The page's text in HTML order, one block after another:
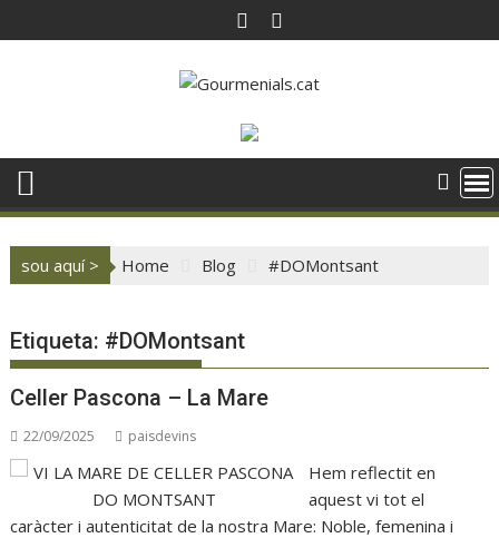
to
sou aquí > Home Blog #DOMontsant
Etiqueta: #DOMontsant
Celler Pascona – La Mare
22/09/2025 paisdevins
Hem reflectit en
aquest vi tot el
caràcter i autenticitat de la nostra Mare: Noble, femenina i